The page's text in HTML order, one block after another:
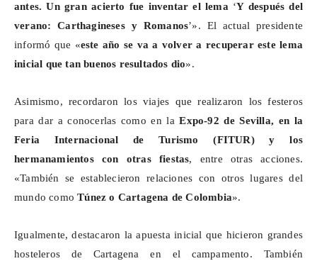
antes. Un gran acierto fue inventar el lema ‘Y después del
verano:Carthaginesesy Romanos’». El actual presidente
informó que «este año se va a volver a recuperar este lema
inicial que tan buenos resultados dio».
Asimismo, recordaron los viajes que realizaron los festeros
para dar a conocerlas como en laExpo-92 de Sevilla, en la
Feria Internacional de Turismo (FITUR) y los
hermanamientos con otras fiestas, entre otras acciones.
«También se establecieron relaciones con otros lugares del
mundo comoTúnez o Cartagena de Colombia».
Igualmente, destacaron la apuesta inicial que hicieron grandes
hosteleros de Cartagena en el campamento. También